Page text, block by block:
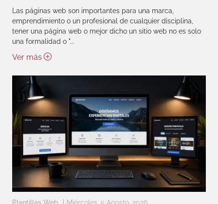
Las páginas web son importantes para una marca,
emprendimiento o un profesional de cualquier disciplina,
tener una página web o mejor dicho un sitio web no es solo
una formalidad o "...
Ver más